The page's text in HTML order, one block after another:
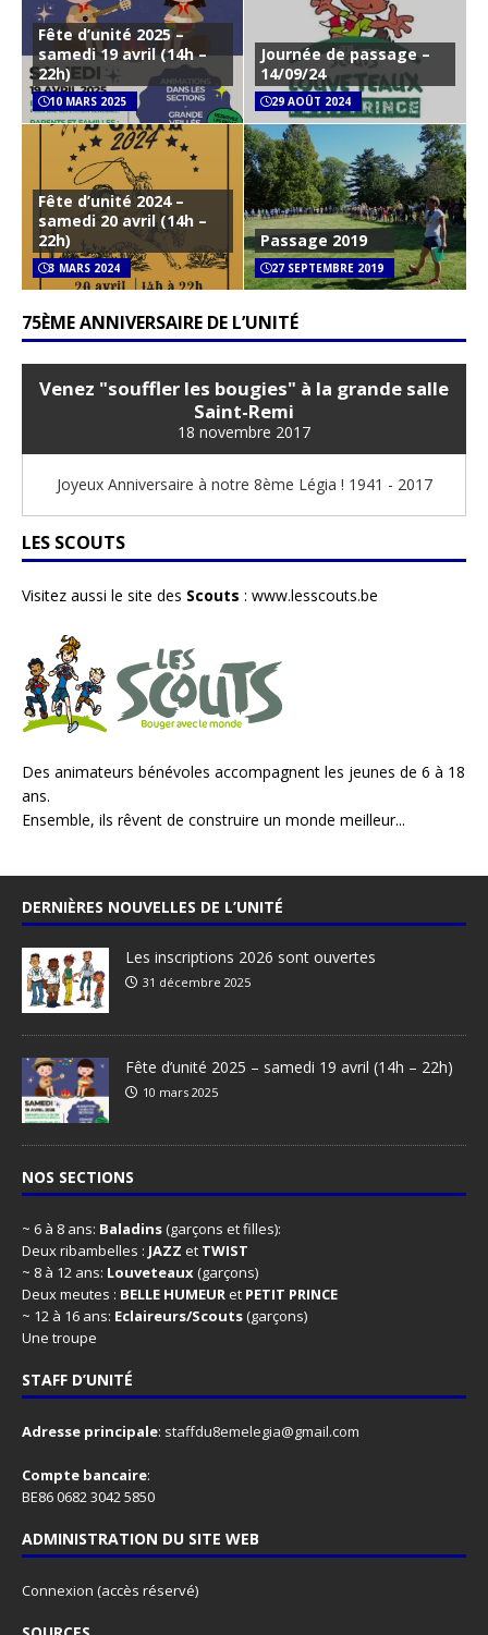
Fête d’unité 2025 –
samedi 19 avril (14h –
22h)
10 MARS 2025
Journée de passage –
14/09/24
29 AOÛT 2024
Fête d’unité 2024 –
samedi 20 avril (14h –
22h)
3 MARS 2024
Passage 2019
27 SEPTEMBRE 2019
75ÈME ANNIVERSAIRE DE L’UNITÉ
Venez "souffler les bougies" à la grande salle
Saint-Remi
18 novembre 2017
Joyeux Anniversaire à notre 8ème Légia ! 1941 - 2017
LES SCOUTS
Visitez aussi le site des Scouts : www.lesscouts.be
Des animateurs bénévoles accompagnent les jeunes de 6 à 18
ans.
Ensemble, ils rêvent de construire un monde meilleur...
DERNIÈRES NOUVELLES DE L’UNITÉ
Les inscriptions 2026 sont ouvertes
31 décembre 2025
Fête d’unité 2025 – samedi 19 avril (14h – 22h)
10 mars 2025
NOS SECTIONS
~ 6 à 8 ans: Baladins(garçons et filles):
Deux ribambelles : JAZZ et TWIST
~ 8 à 12 ans: Louveteaux(garçons)
Deux meutes : BELLE HUMEURet PETIT PRINCE
~ 12 à 16 ans: Eclaireurs/Scouts(garçons)
Une troupe
STAFF D’UNITÉ
Adresse principale: staffdu8emelegia@gmail.com
Compte bancaire:
BE86 0682 3042 5850
ADMINISTRATION DU SITE WEB
Connexion (accès réservé)